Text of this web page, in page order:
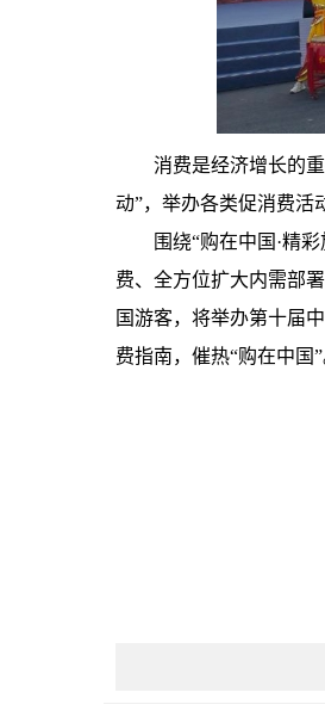
消费是经济增长的
动”，举办各类促消费活
围绕“购在中国·精
费、全方位扩大内需部
国游客，将举办第十届
费指南，催热“购在中国